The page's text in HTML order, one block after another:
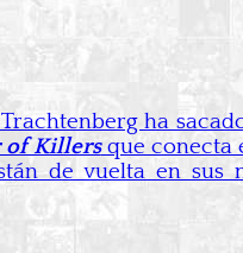
ha
of Killersque conecta
de vuelta en sus